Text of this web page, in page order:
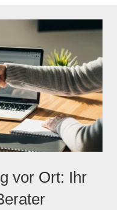
vor Ort: Ihr